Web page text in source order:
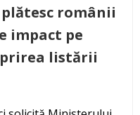
românii
impact pe
listării